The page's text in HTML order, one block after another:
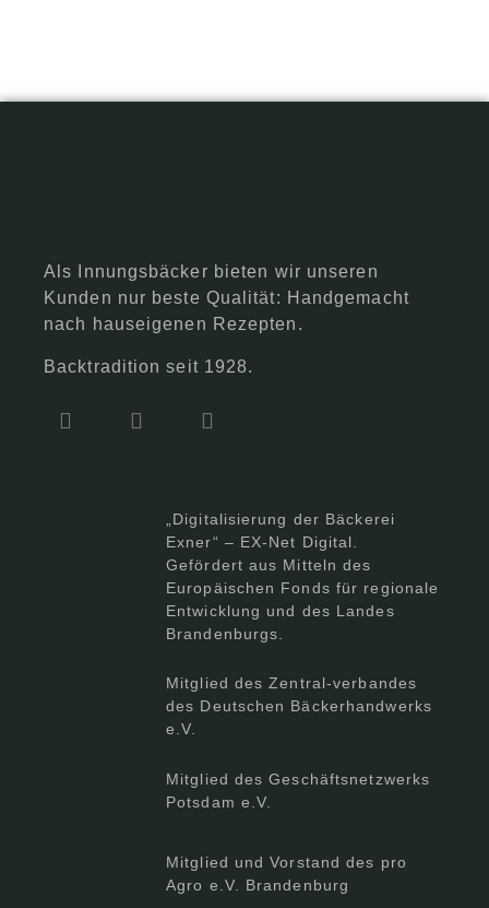
Als Innungsbäcker bieten wir unseren
Kunden nur beste Qualität: Handgemacht
nach hauseigenen Rezepten.
Backtradition seit 1928.
„Digitalisierung der Bäckerei
Exner“ – EX-Net Digital.
Gefördert aus Mitteln des
Europäischen Fonds für regionale
Entwicklung und des Landes
Brandenburgs.
Mitglied des Zentral-verbandes
des Deutschen Bäckerhandwerks
e.V.
Mitglied des Geschäftsnetzwerks
Potsdam e.V.
Mitglied und Vorstand des pro
Agro e.V. Brandenburg